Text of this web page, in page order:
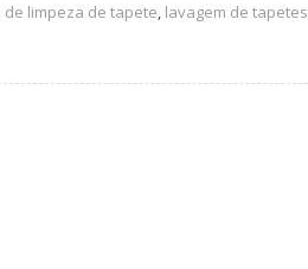
de limpeza de tapete, lavagem de tapetes